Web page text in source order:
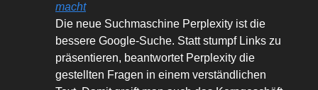
macht
Die neue Suchmaschine Perplexity ist die
bessere Google-Suche. Statt stumpf Links zu
präsentieren, beantwortet Perplexity die
gestellten Fragen in einem verständlichen